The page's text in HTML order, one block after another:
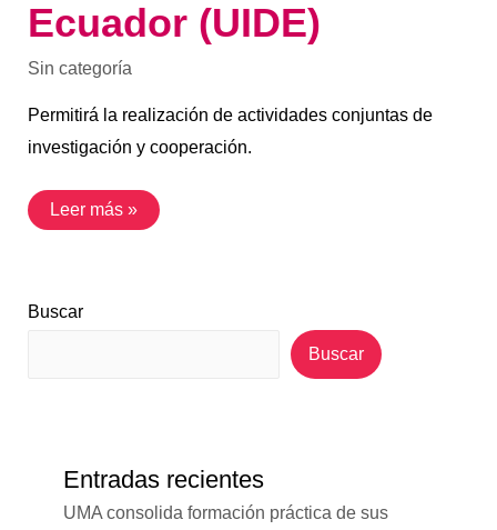
Ecuador (UIDE)
Sin categoría
Permitirá la realización de actividades conjuntas de
investigación y cooperación.
Leer más »
Buscar
Buscar
Entradas recientes
UMA consolida formación práctica de sus